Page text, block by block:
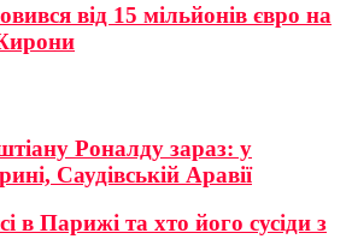
від 15 мільйонів євро на
Роналду зараз: у
Саудівській Аравії
в Парижі та хто його сусіди з